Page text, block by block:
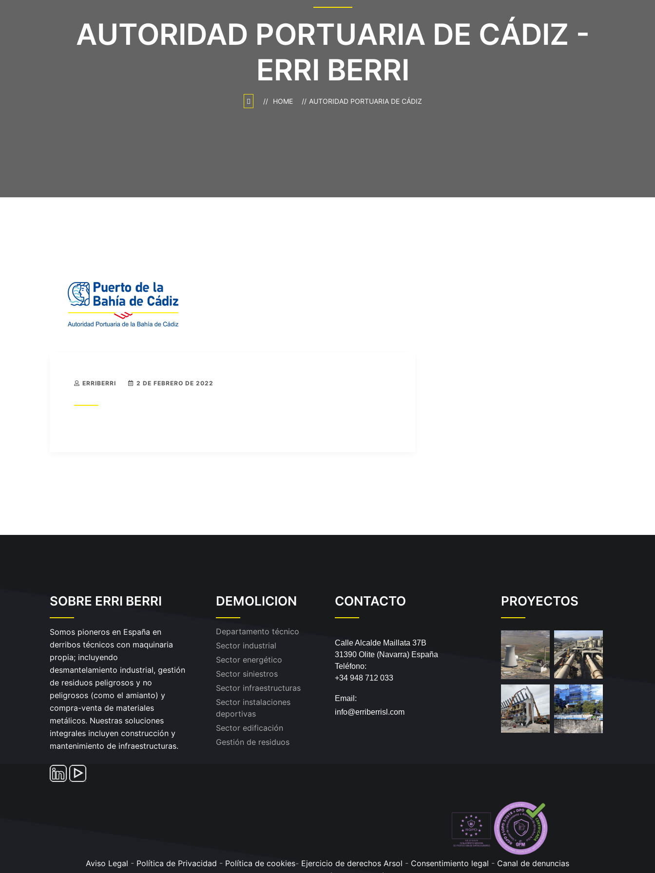
AUTORIDAD PORTUARIA DE CÁDIZ -
ERRI BERRI
HOME AUTORIDAD PORTUARIA DE CÁDIZ
ERRIBERRI 2 DE FEBRERO DE 2022
SOBRE ERRI BERRI
Somos pioneros en España en
derribos técnicos con maquinaria
propia; incluyendo
desmantelamiento industrial, gestión
de residuos peligrosos y no
peligrosos (como el amianto) y
compra-venta de materiales
metálicos. Nuestras soluciones
integrales incluyen construcción y
mantenimiento de infraestructuras.
DEMOLICION
Departamento técnico
Sector industrial
Sector energético
Sector siniestros
Sector infraestructuras
Sector instalaciones
deportivas
Sector edificación
Gestión de residuos
CONTACTO
Calle Alcalde Maillata 37B
31390 Olite (Navarra) España
Teléfono:
+34 948 712 033
Email:
info@erriberrisl.com
PROYECTOS
Aviso Legal - Política de Privacidad - Política de cookies- Ejercicio de derechos Arsol - Consentimiento legal - Canal de denuncias